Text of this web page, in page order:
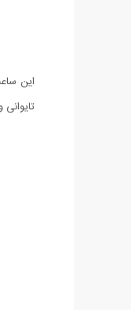
این
تایوانی و 3 سال گارنتی تعویض است. این محصول را به افراد مشکل پسند پیشنهاد میکنیم ...